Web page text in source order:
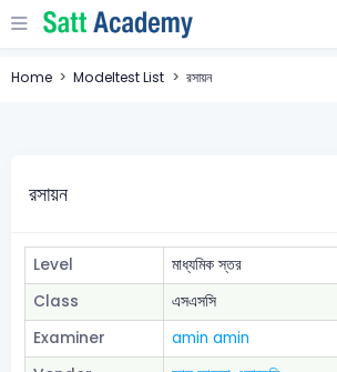
Home Modeltest List রসায়ন
রসায়ন
Level
মাধ্যমিক স্তর
Class
এসএসসি
Examiner
amin amin